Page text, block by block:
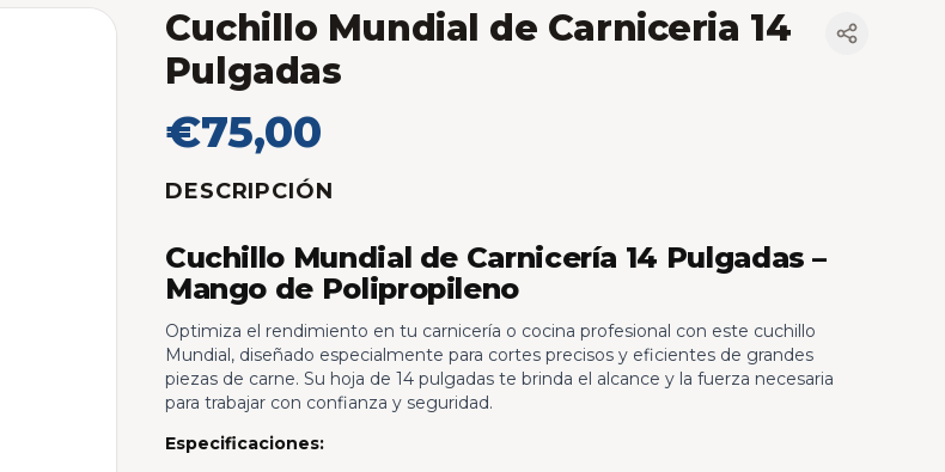
Cuchillo Mundial de Carniceria 14
Pulgadas
€75,00
DESCRIPCIÓN
Cuchillo Mundial de Carnicería 14 Pulgadas –
Mango de Polipropileno
Optimiza el rendimiento en tu carnicería o cocina profesional con este cuchillo
Mundial, diseñado especialmente para cortes precisos y eficientes de grandes
piezas de carne. Su hoja de 14 pulgadas te brinda el alcance y la fuerza necesaria
para trabajar con confianza y seguridad.
Especificaciones: